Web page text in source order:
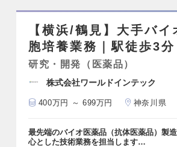
【横浜/鶴見】大手バ
胞培養業務｜駅徒歩3分
研究・開発（医薬品）
株式会社ワールドインテック
400万円 ～ 699万円 神奈川県
最先端のバイオ医薬品（抗体医薬品）製
心とした技術業務を担当します…